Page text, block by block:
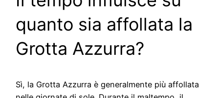
quanto sia affollata la
Grotta Azzurra?
Sì, la Grotta Azzurra è generalmente più affollata